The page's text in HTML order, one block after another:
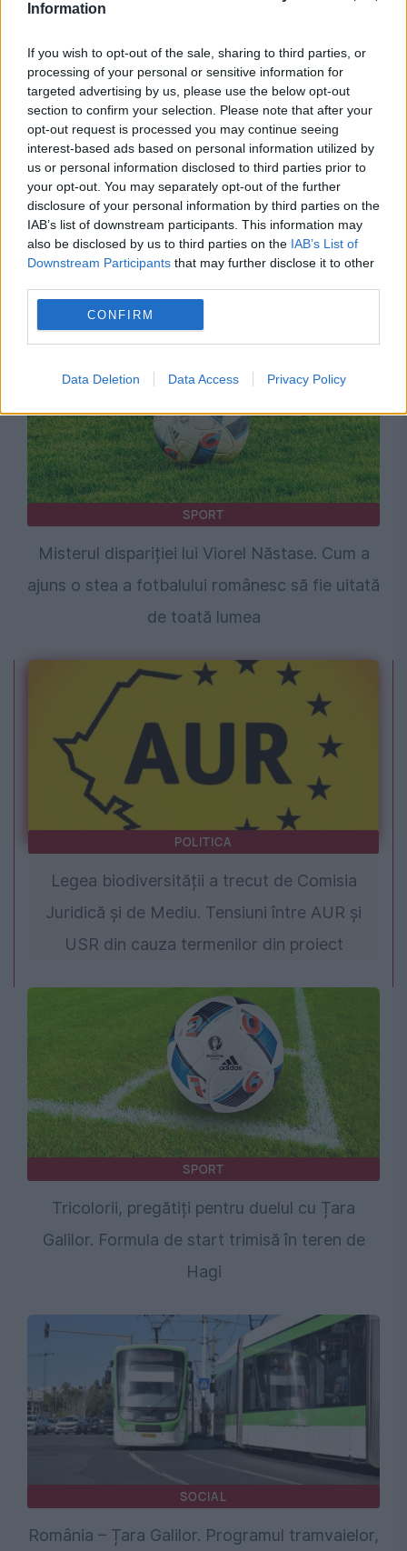
Information
If you wish to opt-out of the sale, sharing to third parties, or
processing of your personal or sensitive information for
targeted advertising by us, please use the below opt-out
section to confirm your selection. Please note that after your
opt-out request is processed you may continue seeing
interest-based ads based on personal information utilized by
us or personal information disclosed to third parties prior to
your opt-out. You may separately opt-out of the further
disclosure of your personal information by third parties on the
IAB’s list of downstream participants. This information may
also be disclosed by us to third parties on the IAB’s List of
Downstream Participants that may further disclose it to other
CONFIRM
Data Deletion Data Access Privacy Policy
SPORT
Florin Talpan, sancționat disciplinar de CSA
Steaua. Este vizat și de o procedură privind
informațiile clasificate
SPORT
Misterul dispariției lui Viorel Năstase. Cum a
ajuns o stea a fotbalului românesc să fie uitată
de toată lumea
POLITICA
Legea biodiversității a trecut de Comisia
Juridică și de Mediu. Tensiuni între AUR și
USR din cauza termenilor din proiect
SPORT
Tricolorii, pregătiți pentru duelul cu Țara
Galilor. Formula de start trimisă în teren de
Hagi
SOCIAL
România – Țara Galilor. Programul tramvaielor,